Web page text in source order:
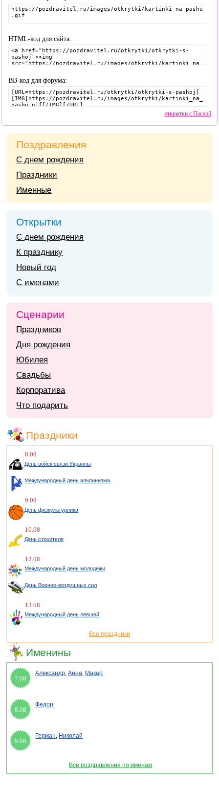
HTML-код для сайта:
BB-код для форума:
открытки с Пасхой
Поздравления
С днем рождения
Праздники
Именные
Открытки
С днем рождения
К празднику
Новый год
С именами
Сценарии
Праздников
Дня рождения
Юбилея
Свадьбы
Корпоратива
Что подарить
Праздники
8.08
День войск связи Украины
Международный день альпинизма
9.08
День физкультурника
10.08
День строителя
12.08
Международный день молодежи
День Военно-воздушных сил
13.08
Международный день левшей
Все праздники
Именины
7.08
Александр,Анна, Макар
8.08
Федор
9.08
Герман, Николай
Все поздравления по именам